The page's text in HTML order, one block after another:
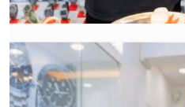
CẢM ƠN QUÝ KHÁCH ĐÃ
HWATCH CHUYÊN NHẬP